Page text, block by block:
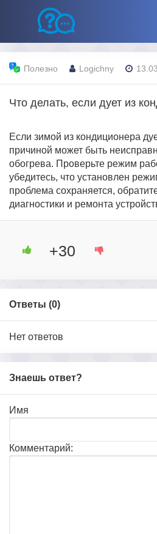
Полезно Logichny
Что делать, если дует из
Если зимой из кондиционера
причиной может быть
обогрева. Проверьте режим
убедитесь, что установлен
проблема сохраняется,
диагностики и ремонта
+30
Ответы (0)
Нет ответов
Знаешь ответ?
Имя
Комментарий: